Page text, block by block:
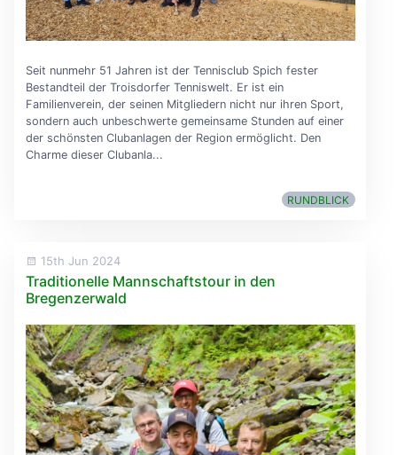
Seit nunmehr 51 Jahren ist der Tennisclub Spich fester
Bestandteil der Troisdorfer Tenniswelt. Er ist ein
Familienverein, der seinen Mitgliedern nicht nur ihren Sport,
sondern auch unbeschwerte gemeinsame Stunden auf einer
der schönsten Clubanlagen der Region ermöglicht. Den
Charme dieser Clubanla...
RUNDBLICK
15th Jun 2024
Traditionelle Mannschaftstour in den
Bregenzerwald